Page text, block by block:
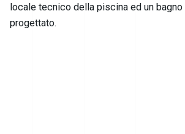
locale tecnico della piscina ed un
progettato.